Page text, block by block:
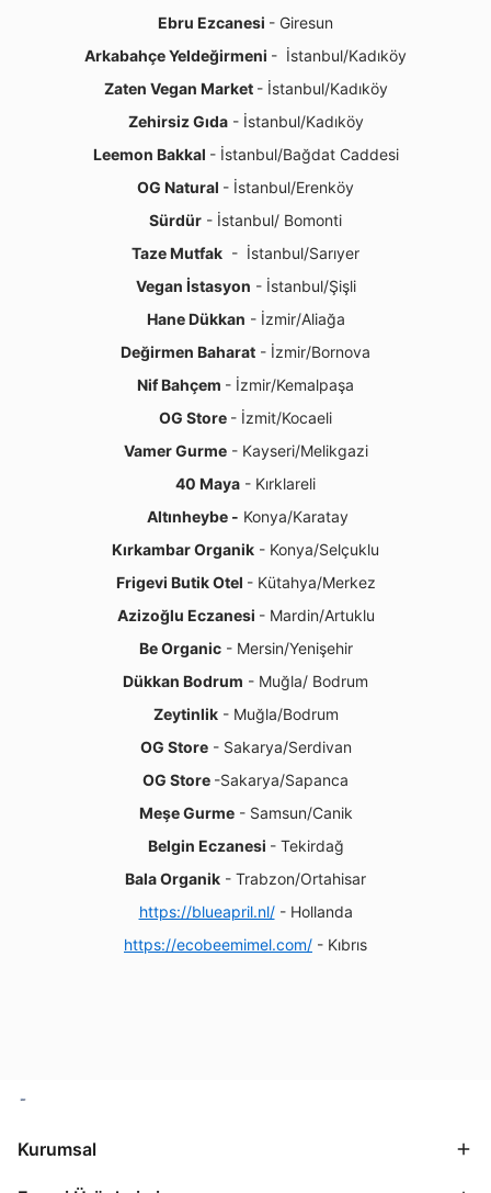
Ebru Ezcanesi - Giresun
Arkabahçe Yeldeğirmeni - İstanbul/Kadıköy
Zaten Vegan Market - İstanbul/Kadıköy
Zehirsiz Gıda- İstanbul/Kadıköy
Leemon Bakkal - İstanbul/Bağdat Caddesi
OG Natural - İstanbul/Erenköy
Sürdür - İstanbul/ Bomonti
Taze Mutfak - İstanbul/Sarıyer
Vegan İstasyon - İstanbul/Şişli
Hane Dükkan - İzmir/Aliağa
Değirmen Baharat - İzmir/Bornova
Nif Bahçem - İzmir/Kemalpaşa
OG Store - İzmit/Kocaeli
Vamer Gurme- Kayseri/Melikgazi
40 Maya - Kırklareli
Altınheybe - Konya/Karatay
Kırkambar Organik - Konya/Selçuklu
Frigevi Butik Otel - Kütahya/Merkez
Azizoğlu Eczanesi - Mardin/Artuklu
Be Organic- Mersin/Yenişehir
Dükkan Bodrum - Muğla/ Bodrum
Zeytinlik- Muğla/Bodrum
OG Store- Sakarya/Serdivan
OG Store -Sakarya/Sapanca
Meşe Gurme- Samsun/Canik
Belgin Eczanesi - Tekirdağ
Bala Organik - Trabzon/Ortahisar
https://blueapril.nl/- Hollanda
https://ecobeemimel.com/ - Kıbrıs
Kurumsal